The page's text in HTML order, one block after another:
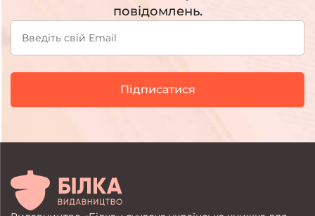
створити не просто продукт, а особливий
культурний артефакт. Для нас важливо, щоб
після прочитання залишалась не лише приємна
повідомлень.
Підписатися